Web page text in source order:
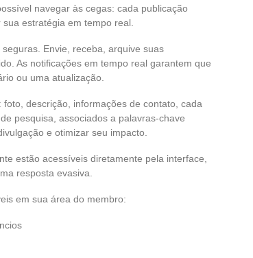
navegar às cegas: cada publicação
estratégia em tempo real.
Envie, receba, arquive suas
As notificações em tempo real garantem que
ou uma atualização.
descrição, informações de contato, cada
pesquisa, associados a palavras-chave
e otimizar seu impacto.
estão acessíveis diretamente pela interface,
resposta evasiva.
em sua área do membro: